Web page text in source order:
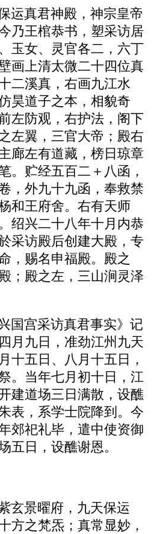
运真君神殿，神宗皇帝
乃王棺恭书，塑采访居
玉女、灵官各二，六丁
画上清太微二十四位真
二溪真，右画九江水
昊道子之本，相貌奇
左防观，右护法，阁下
左翼，三官大帝；殿右
廊左有道藏，榜日琼章
。贮经五百二＋八函，
，外九十九函，奉救禁
和王府舍。右有天师
绍兴二十八年十月内恭
采访殿后创建大殿，专
，赐名申福殿。殿之
；殿之左，三山涧灵泽
国宫采访真君事实》记
月九日，准劲江州九天
十五日、八月十五日，
。当年七月初十日，江
建道场三日满散，设醮
表，系学士院降到。今
郊祀礼毕，遣中使资御
五日，设醮谢恩。
玄景曜府，九天保运
方之梵炁；真常显妙，